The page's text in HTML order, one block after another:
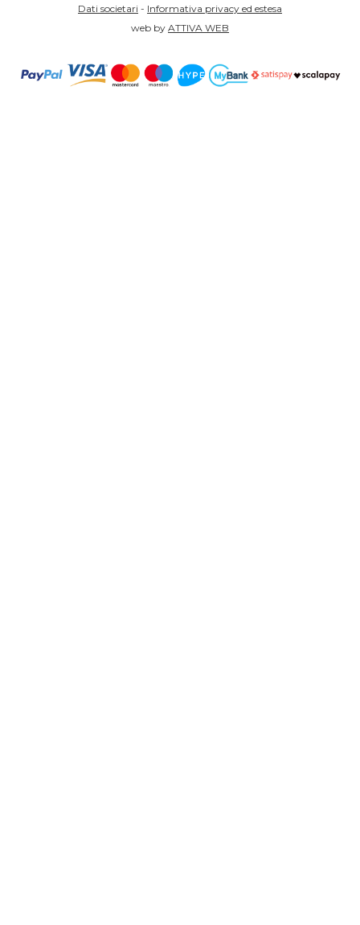
Dati societari - Informativa privacy ed estesa
web by ATTIVA WEB